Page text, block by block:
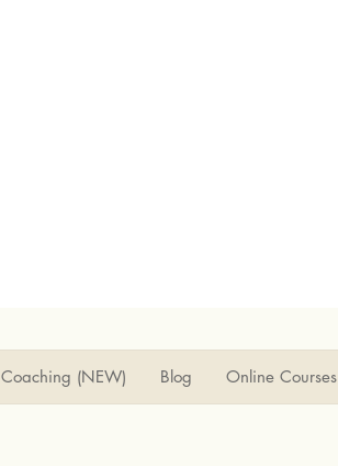
Coaching (NEW) Blog Online Courses